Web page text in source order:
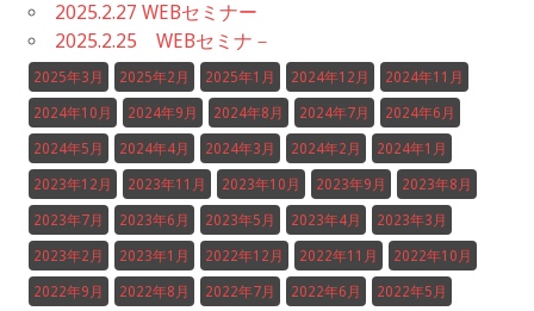
2025.2.27 WEBセミナー
2025.2.25 WEBセミナ－
2025年3月 2025年2月 2025年1月 2024年12月 2024年11月
2024年10月 2024年9月 2024年8月 2024年7月 2024年6月
2024年5月 2024年4月 2024年3月 2024年2月 2024年1月
2023年12月 2023年11月 2023年10月 2023年9月 2023年8月
2023年7月 2023年6月 2023年5月 2023年4月 2023年3月
2023年2月 2023年1月 2022年12月 2022年11月 2022年10月
2022年9月 2022年8月 2022年7月 2022年6月 2022年5月